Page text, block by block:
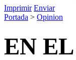
Imprimir Enviar
Portada > Opinion
EN